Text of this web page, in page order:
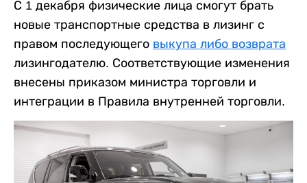
С 1 декабря физические лица смогут брать
новые транспортные средства в лизинг с
правом последующего выкупа либо возврата
лизингодателю. Соответствующие изменения
внесены приказом министра торговли и
интеграции в Правила внутренней торговли.